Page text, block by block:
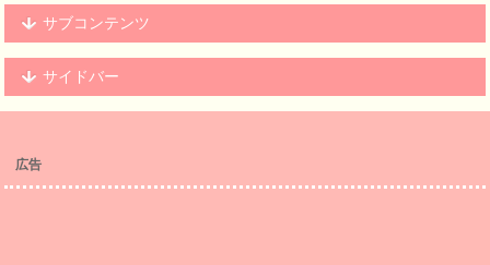
サブコンテンツ
サイドバー
広告